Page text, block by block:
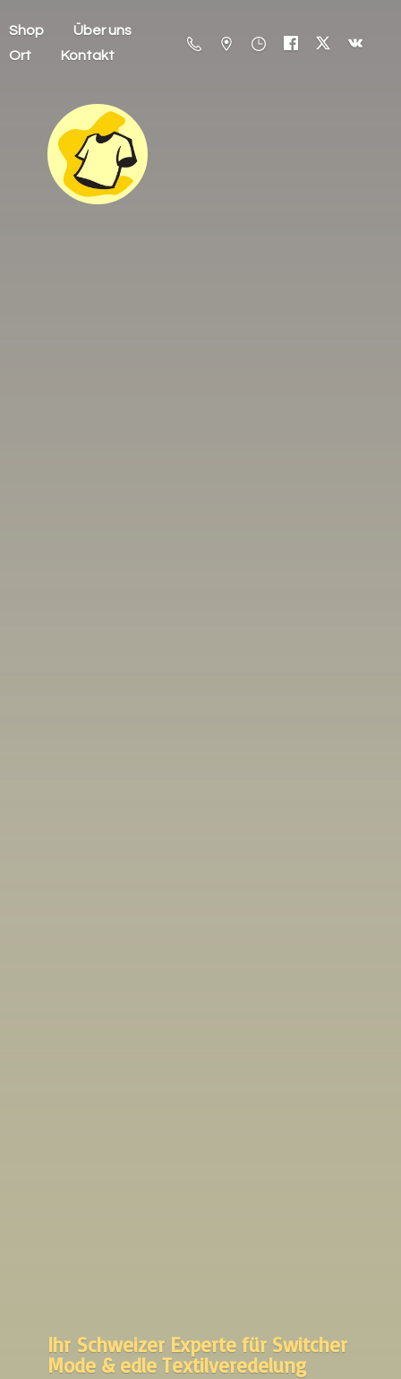
Shop
Über uns
Ort
Kontakt
Ihr Schweizer Experte für Switcher
Mode & edle Textilveredelung